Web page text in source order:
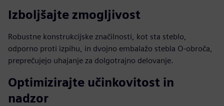
Izboljšajte zmogljivost
Robustne konstrukcijske značilnosti, kot sta steblo,
odporno proti izpihu, in dvojno embalažo stebla O-obroča,
preprečujejo uhajanje za dolgotrajno delovanje.
Optimizirajte učinkovitost in
nadzor